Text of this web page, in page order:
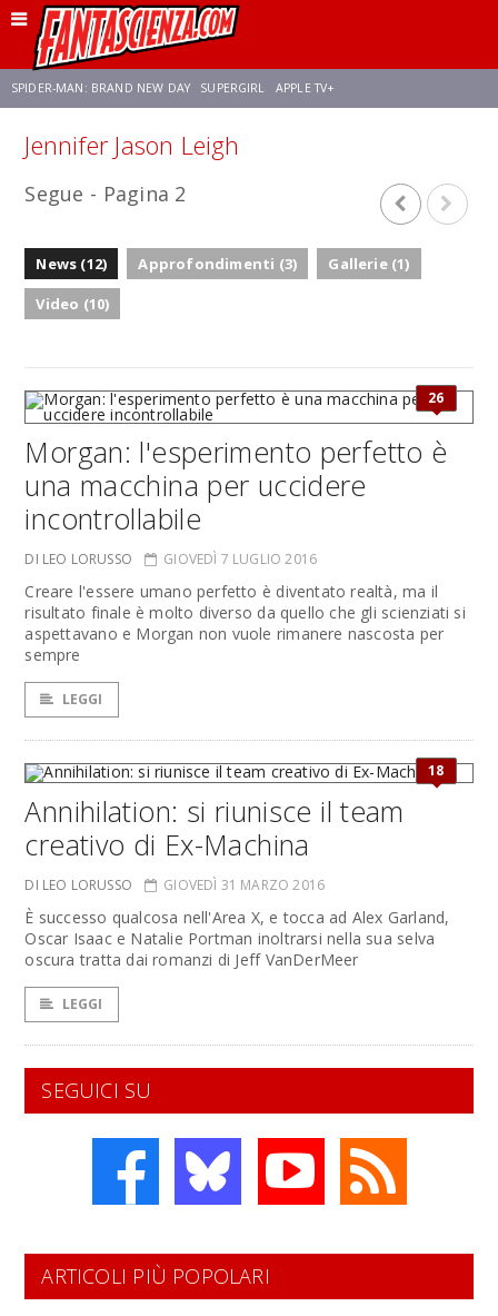
SPIDER-MAN: BRAND NEW DAY SUPERGIRL APPLE TV+
FRANCO RICCIARDIELLO ZENDAYA
Jennifer Jason Leigh
Segue - Pagina 2
News (12) Approfondimenti (3)
Gallerie (1)
Video (10)
26
Morgan: l'esperimento perfetto è
una macchina per uccidere
incontrollabile
DI LEO LORUSSO GIOVEDÌ 7 LUGLIO 2016
Creare l'essere umano perfetto è diventato realtà, ma il
risultato finale è molto diverso da quello che gli scienziati si
aspettavano e Morgan non vuole rimanere nascosta per
sempre
LEGGI
18
Annihilation: si riunisce il team
creativo di Ex-Machina
DI LEO LORUSSO GIOVEDÌ 31 MARZO 2016
È successo qualcosa nell'Area X, e tocca ad Alex Garland,
Oscar Isaac e Natalie Portman inoltrarsi nella sua selva
oscura tratta dai romanzi di Jeff VanDerMeer
LEGGI
SEGUICI SU
ARTICOLI PIÙ POPOLARI